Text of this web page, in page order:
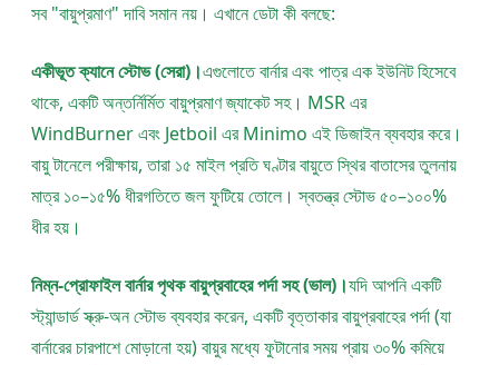
সব "বায়ুপ্রমাণ" দাবি সমান নয়। এখানে ডেটা কী বলছে:
একীভূত ক্যানে স্টোভ (সেরা)।এগুলোতে বার্নার এবং পাত্র এক ইউনিট হিসেবে
থাকে, একটি অন্তর্নির্মিত বায়ুপ্রমাণ জ্যাকেট সহ। MSR এর
WindBurner এবং Jetboil এর Minimo এই ডিজাইন ব্যবহার করে।
বায়ু টানেলে পরীক্ষায়, তারা ১৫ মাইল প্রতি ঘণ্টার বায়ুতে স্থির বাতাসের তুলনায়
মাত্র ১০–১৫% ধীরগতিতে জল ফুটিয়ে তোলে। স্বতন্ত্র স্টোভ ৫০–১০০%
ধীর হয়।
নিম্ন-প্রোফাইল বার্নার পৃথক বায়ুপ্রবাহের পর্দা সহ (ভাল)।যদি আপনি একটি
স্ট্যান্ডার্ড স্ক্রু-অন স্টোভ ব্যবহার করেন, একটি বৃত্তাকার বায়ুপ্রবাহের পর্দা (যা
বার্নারের চারপাশে মোড়ানো হয়) বায়ুর মধ্যে ফুটানোর সময় প্রায় ৩০% কমিয়ে